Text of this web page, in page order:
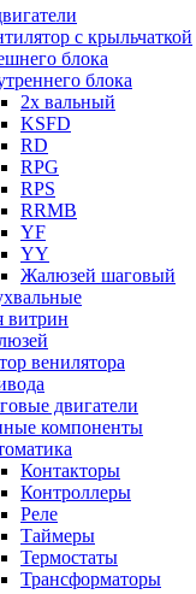
с крыльчаткой
блока
блока
2х вальный
KSFD
RD
RPG
RPS
RRMB
YF
YY
Жалюзей шаговый
витрин
венилятора
двигатели
компоненты
Контакторы
Контроллеры
Реле
Таймеры
Термостаты
Трансформаторы